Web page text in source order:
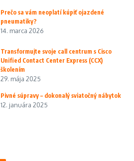
Prečo sa vám neoplatí kúpiť ojazdené
pneumatiky?
14. marca 2026
Transformujte svoje call centrum s Cisco
Unified Contact Center Express (CCX)
školením
29. mája 2025
Pivné súpravy – dokonalý sviatočný nábytok
12. januára 2025